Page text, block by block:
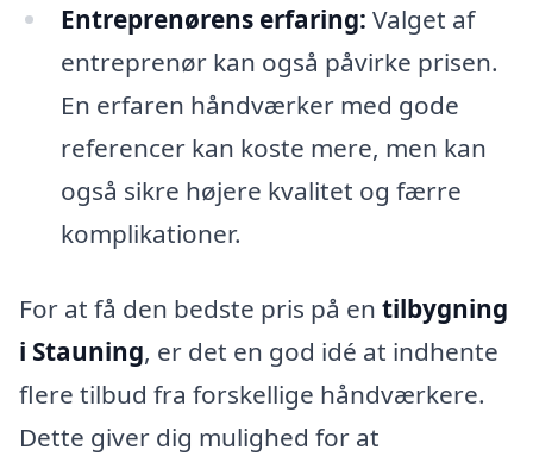
Entreprenørens erfaring: Valget af
entreprenør kan også påvirke prisen.
En erfaren håndværker med gode
referencer kan koste mere, men kan
også sikre højere kvalitet og færre
komplikationer.
For at få den bedste pris på en tilbygning
i Stauning, er det en god idé at indhente
flere tilbud fra forskellige håndværkere.
Dette giver dig mulighed for at